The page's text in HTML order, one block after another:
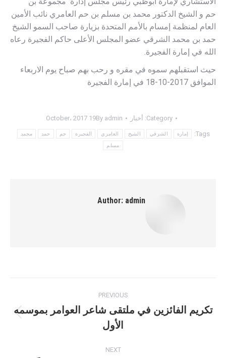
حم و الشيخ الدكتور محمد بن مسلم بن حم العامري نائب الأمين
العام لمنظمة إمسام بالأمم المتحدة بزيارة صاحب السمو الشيخ
حمد بن محمد الشرقي عضو المجلس الأعلى حاكم الفجيرة رعاه
الله في إمارة الفجيرة.
حيث استقبلهم سموه في مقره و رحب بهم صباح يوم الاربعاء
الموافق 2017-10-18 في إمارة الفجيرة
Category: أخبار By admin 19 October، 2017
Tags: إمارة الشرقي الشيخ العامري الفجيرة حم حمد محمد
مسلم
Author: admin
navigation
PREVIOUS
Previous
post:
تكريم الفائزين في ملتقى شاعر العوامر بموسمه
الأول
NEXT